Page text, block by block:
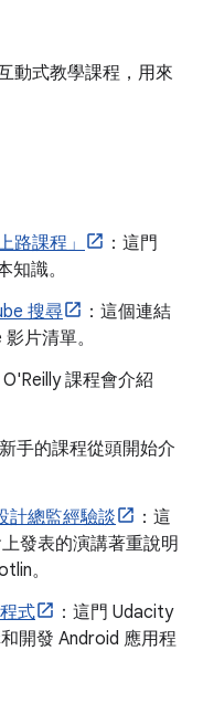
動式教學課程，用來
路課程」
：這門
識。
搜尋
：這個連結
片清單。
O'Reilly 課程會介紹
手的課程從頭開始介
計總監經驗談
：這
發表的演講著重說明
。
式
：這門 Udacity
開發 Android 應用程